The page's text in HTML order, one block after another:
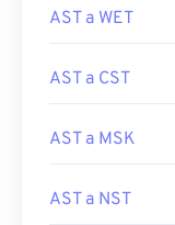
AST a WET
AST a CST
AST a MSK
AST a NST